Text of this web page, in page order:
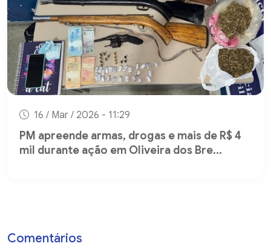
16 / Mar / 2026 - 11:29
PM apreende armas, drogas e mais de R$ 4
mil durante ação em Oliveira dos Bre...
Comentários